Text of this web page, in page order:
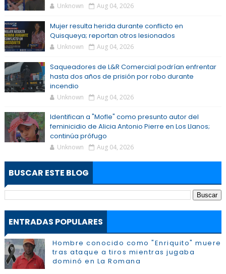
Unknown Aug 04, 2026
Mujer resulta herida durante conflicto en
Quisqueya; reportan otros lesionados
Unknown Aug 04, 2026
Saqueadores de L&R Comercial podrían enfrentar
hasta dos años de prisión por robo durante
incendio
Unknown Aug 04, 2026
Identifican a "Mofle" como presunto autor del
feminicidio de Alicia Antonio Pierre en Los Llanos;
continúa prófugo
Unknown Aug 04, 2026
BUSCAR ESTE BLOG
ENTRADAS POPULARES
Hombre conocido como "Enriquito" muere
tras ataque a tiros mientras jugaba
dominó en La Romana